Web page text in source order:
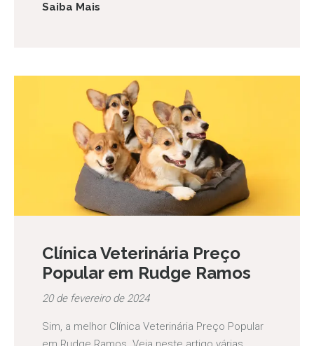
Saiba Mais
Clínica Veterinária Preço
Popular em Rudge Ramos
20 de fevereiro de 2024
Sim, a melhor Clínica Veterinária Preço Popular